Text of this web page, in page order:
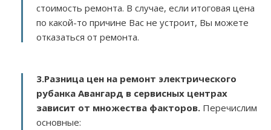
стоимость ремонта. В случае, если итоговая цена
по какой-то причине Вас не устроит, Вы можете
отказаться от ремонта.
3.Разница цен на ремонт электрического
рубанка Авангард в сервисных центрах
зависит от множества факторов. Перечислим
основные: